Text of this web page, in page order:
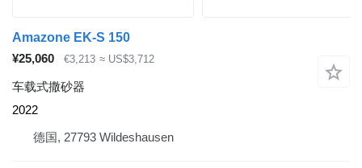
Amazone EK-S 150
¥25,060
€3,213 ≈ US$3,712
车载式撒砂器
2022
德国, 27793 Wildeshausen